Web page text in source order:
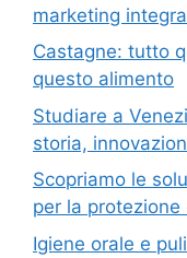
marketing
Castagne: tutto
questo alimento
Studiare a
storia,
Scopriamo le
per la
Igiene orale e